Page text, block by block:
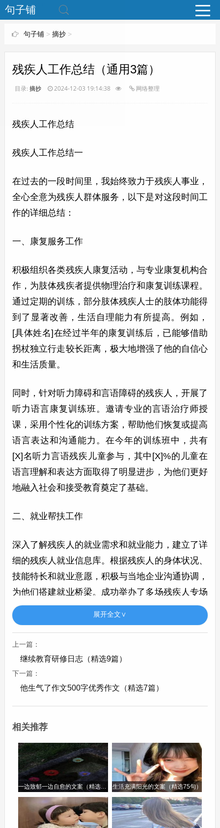
www.bjuzi.com
句子铺
句子铺> 摘抄>
残疾人工作总结（通用3篇）
目录: 摘抄 2024-12-03 19:14:38 网络整理
残疾人工作总结
残疾人工作总结一
在过去的一段时间里，我始终致力于残疾人事业，
全心全意为残疾人群体服务，以下是对这段时间工
作的详细总结：
一、康复服务工作
积极组织各类残疾人康复活动，与专业康复机构合
作，为肢体残疾者提供物理治疗和康复训练课程。
通过定期的训练，部分肢体残疾人士的肢体功能得
到了显著改善，生活自理能力有所提高。例如，
[具体姓名]在经过半年的康复训练后，已能够借助
拐杖独立行走较长距离，极大地增强了他的自信心
和生活质量。
同时，针对听力障碍和言语障碍的残疾人，开展了
听力语言康复训练班。邀请专业的言语治疗师授
课，采用个性化的训练方案，帮助他们恢复或提高
语言表达和沟通能力。在今年的训练班中，共有
[X]名听力言语残疾儿童参与，其中[X]%的儿童在
语言理解和表达方面取得了明显进步，为他们更好
地融入社会和接受教育奠定了基础。
二、就业帮扶工作
深入了解残疾人的就业需求和就业能力，建立了详
细的残疾人就业信息库。根据残疾人的身体状况、
技能特长和就业意愿，积极与当地企业沟通协调，
为他们搭建就业桥梁。成功举办了多场残疾人专场
招聘会，吸引了[X]家企业参与，提供了适合残疾
人就业的岗位[X]余个。在招聘会上，共有[X]名残
疾人与企业达成了初步就业意向，最终成功就业的
有[X]人。
此外，还开展了残疾人职业技能培训项目，包括手
人能够真正掌握实用技能。经过培训，许多残疾人
掌握了一技之长，拓宽了就业渠道。如[具体事
例]，[姓名]通过电子商务培训，在网上开设了自己
的手工饰品店，不仅实现了自主创业，还带动了其
他残疾人一起参与制作和销售。
三、文化体育活动组织
展开全文∨
上一篇：
继续教育研修日志（精选9篇）
下一篇：
他生气了作文500字优秀作文（精选7篇）
相关推荐
一边致郁一边自愈的文案（精选96句） 生活充满阳光的文案（精选75句）